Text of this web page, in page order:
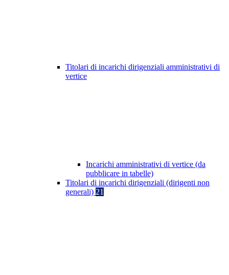
Titolari di incarichi dirigenziali amministrativi di
vertice
Incarichi amministrativi di vertice (da
pubblicare in tabelle)
Titolari di incarichi dirigenziali (dirigenti non
generali) 21